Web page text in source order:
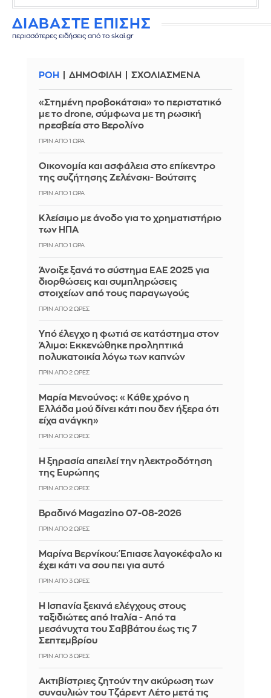
ΔΙΑΒΑΣΤΕ ΕΠΙΣΗΣ
περισσότερες ειδήσεις από το skai.gr
ΡΟΗ ΔΗΜΟΦΙΛΗ ΣΧΟΛΙΑΣΜΕΝΑ
«Στημένη προβοκάτσια» το περιστατικό
με το drone, σύμφωνα με τη ρωσική
πρεσβεία στο Βερολίνο
ΠΡΙΝ ΑΠΌ 1 ΏΡΑ
Οικονομία και ασφάλεια στο επίκεντρο
της συζήτησης Ζελένσκι- Βούτσιτς
ΠΡΙΝ ΑΠΌ 1 ΏΡΑ
Κλείσιμο με άνοδο για το χρηματιστήριο
των ΗΠΑ
ΠΡΙΝ ΑΠΌ 1 ΏΡΑ
Άνοιξε ξανά το σύστημα ΕΑΕ 2025 για
διορθώσεις και συμπληρώσεις
στοιχείων από τους παραγωγούς
ΠΡΙΝ ΑΠΌ 2 ΏΡΕΣ
Yπό έλεγχο η φωτιά σε κατάστημα στον
Άλιμο: Εκκενώθηκε προληπτικά
πολυκατοικία λόγω των καπνών
ΠΡΙΝ ΑΠΌ 2 ΏΡΕΣ
Μαρία Μενούνος: «Κάθε χρόνο η
Ελλάδα μού δίνει κάτι που δεν ήξερα ότι
είχα ανάγκη»
ΠΡΙΝ ΑΠΌ 2 ΏΡΕΣ
Η ξηρασία απειλεί την ηλεκτροδότηση
της Ευρώπης
ΠΡΙΝ ΑΠΌ 2 ΏΡΕΣ
Βραδινό Magazino 07-08-2026
ΠΡΙΝ ΑΠΌ 2 ΏΡΕΣ
Μαρίνα Βερνίκου: Έπιασε λαγοκέφαλο κι
έχει κάτι να σου πει για αυτό
ΠΡΙΝ ΑΠΌ 3 ΏΡΕΣ
Η Ισπανία ξεκινά ελέγχους στους
ταξιδιώτες από Ιταλία - Από τα
μεσάνυχτα του Σαββάτου έως τις 7
Σεπτεμβρίου
ΠΡΙΝ ΑΠΌ 3 ΏΡΕΣ
Ακτιβίστριες ζητούν την ακύρωση των
συναυλιών του Τζάρεντ Λέτο μετά τις